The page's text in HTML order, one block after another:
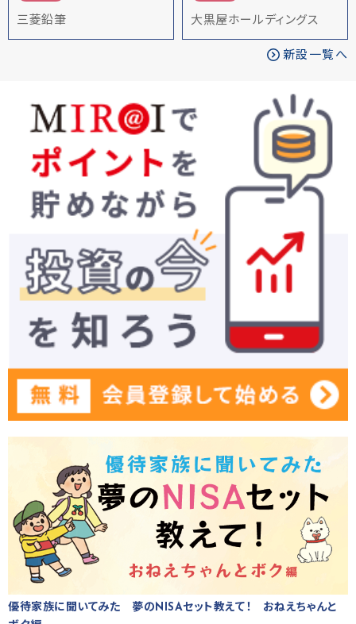
三菱鉛筆 大黒屋ホールディングス
新設一覧へ
優待家族に聞いてみた 夢のNISAセット教えて！ おねえちゃんと